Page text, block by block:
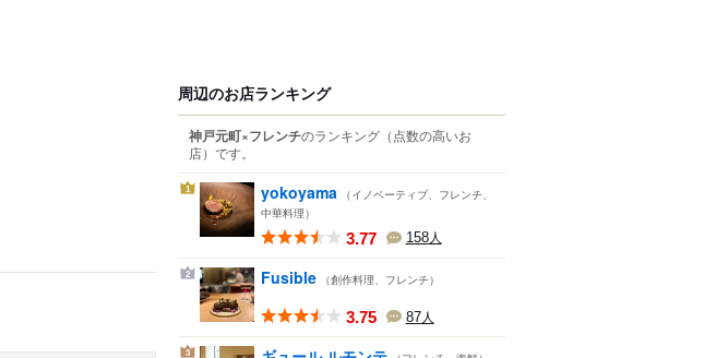
周辺のお店ランキング
神戸元町×フレンチのランキング （点数の高いお
店） です。
1 yokoyama （イノベーティブ、フレンチ、
中華料理）
3.77 158人
2 Fusible （創作料理、フレンチ）
3.75 87人
3